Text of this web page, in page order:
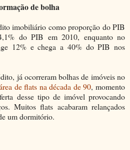
de bolha
imobiliário como proporção do PIB
do PIB em 2010, enquanto no
12% e chega a 40% do PIB nos
já ocorreram bolhas de imóveis no
de flats na década de 90, momento
desse tipo de imóvel provocando
Muitos flats acabaram relançados
um dormitório.